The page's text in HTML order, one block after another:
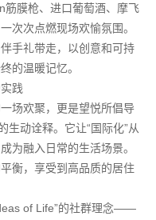
筋膜枪、进口葡萄酒、摩飞
次次点燃现场欢愉氛围。
手礼带走，以创意和可持
的温暖记忆。
践
场欢聚，更是望悦所倡导
生动诠释。它让“国际化”从
为融入日常的生活场景。
衡，享受到高品质的居住
of Life”的社群理念——